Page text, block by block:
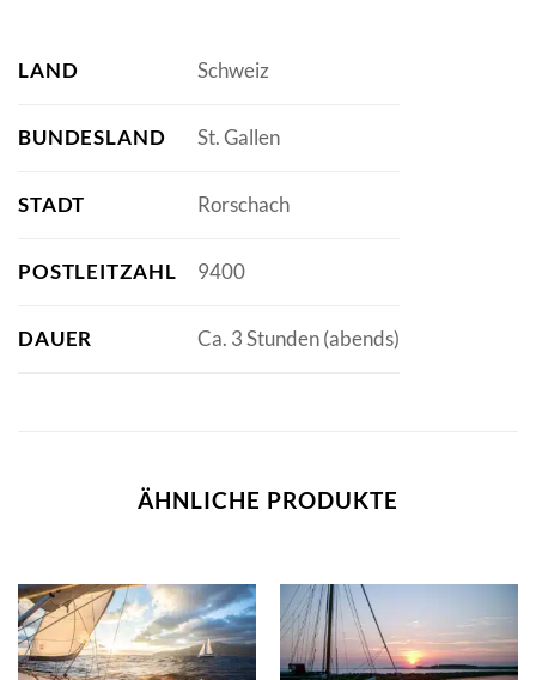
LAND Schweiz
BUNDESLAND St. Gallen
STADT Rorschach
POSTLEITZAHL 9400
DAUER Ca. 3 Stunden (abends)
ÄHNLICHE PRODUKTE